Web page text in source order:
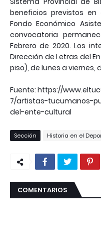
beneficios previstos
Fondo Económico
convocatoria
Febrero de 2020. Los
Dirección de Letras del
piso), de lunes a viernes,
Fuente: https://
7/artistas-tucumanos-
del-ente-cultural
Sección Historia en el
COMENTARIOS